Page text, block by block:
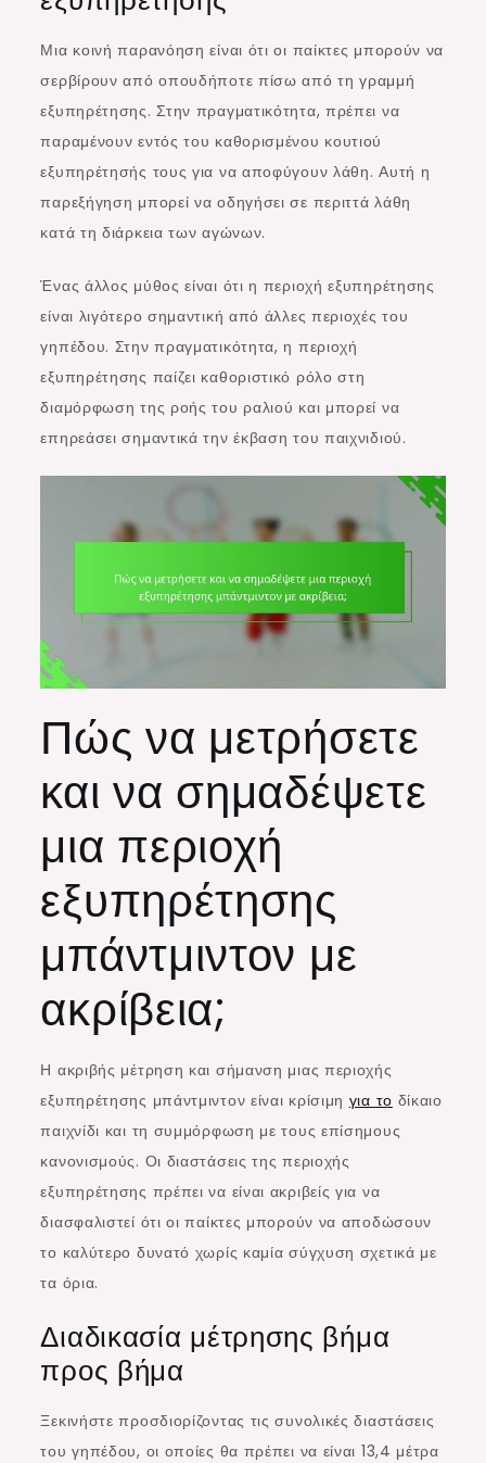
Μια κοινή παρανόηση είναι ότι οι παίκτες μπορούν να
σερβίρουν από οπουδήποτε πίσω από τη γραμμή
εξυπηρέτησης. Στην πραγματικότητα, πρέπει να
παραμένουν εντός του καθορισμένου κουτιού
εξυπηρέτησής τους για να αποφύγουν λάθη. Αυτή η
παρεξήγηση μπορεί να οδηγήσει σε περιττά λάθη
κατά τη διάρκεια των αγώνων.
Ένας άλλος μύθος είναι ότι η περιοχή εξυπηρέτησης
είναι λιγότερο σημαντική από άλλες περιοχές του
γηπέδου. Στην πραγματικότητα, η περιοχή
εξυπηρέτησης παίζει καθοριστικό ρόλο στη
διαμόρφωση της ροής του ραλιού και μπορεί να
επηρεάσει σημαντικά την έκβαση του παιχνιδιού.
Πώς να μετρήσετε
και να σημαδέψετε
μια περιοχή
εξυπηρέτησης
μπάντμιντον με
ακρίβεια;
Η ακριβής μέτρηση και σήμανση μιας περιοχής
εξυπηρέτησης μπάντμιντον είναι κρίσιμη για το δίκαιο
παιχνίδι και τη συμμόρφωση με τους επίσημους
κανονισμούς. Οι διαστάσεις της περιοχής
εξυπηρέτησης πρέπει να είναι ακριβείς για να
διασφαλιστεί ότι οι παίκτες μπορούν να αποδώσουν
το καλύτερο δυνατό χωρίς καμία σύγχυση σχετικά με
τα όρια.
Διαδικασία μέτρησης βήμα
προς βήμα
Ξεκινήστε προσδιορίζοντας τις συνολικές διαστάσεις
του γηπέδου, οι οποίες θα πρέπει να είναι 13,4 μέτρα